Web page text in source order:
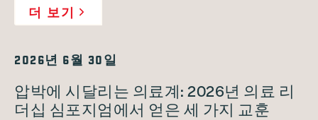
더 보기
2026년 6월 30일
압박에 시달리는 의료계: 2026년 의료 리
더십 심포지엄에서 얻은 세 가지 교훈